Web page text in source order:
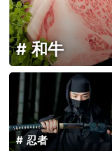
和牛
忍者